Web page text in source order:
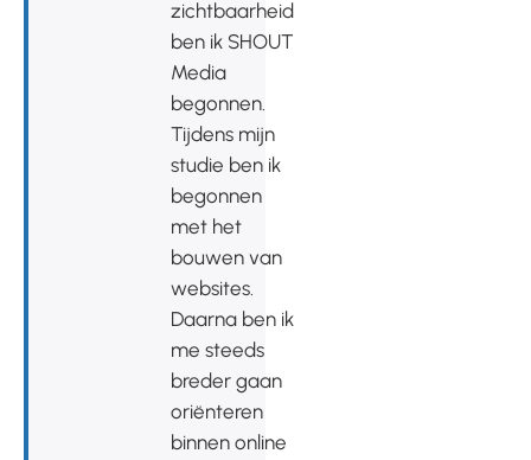
zichtbaarheid
ben ik SHOUT
Media
begonnen.
Tijdens mijn
studie ben ik
begonnen
met het
bouwen van
websites.
Daarna ben ik
me steeds
breder gaan
oriënteren
binnen online